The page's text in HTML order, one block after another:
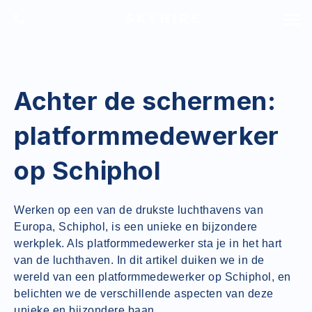
Achter de schermen:
platformmedewerker
op Schiphol
Werken op een van de drukste luchthavens van
Europa, Schiphol, is een unieke en bijzondere
werkplek. Als platformmedewerker sta je in het hart
van de luchthaven. In dit artikel duiken we in de
wereld van een platformmedewerker op Schiphol, en
belichten we de verschillende aspecten van deze